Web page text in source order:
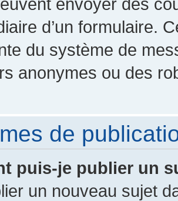
d’un formulaire.
du système de
anonymes ou des
de
puis-je publier un
un nouveau sujet